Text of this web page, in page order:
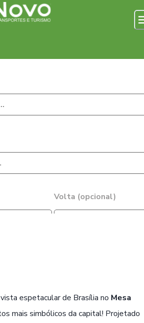
Volta (opcional)
espetacular de Brasília no Mesa
mais simbólicos da capital! Projetado